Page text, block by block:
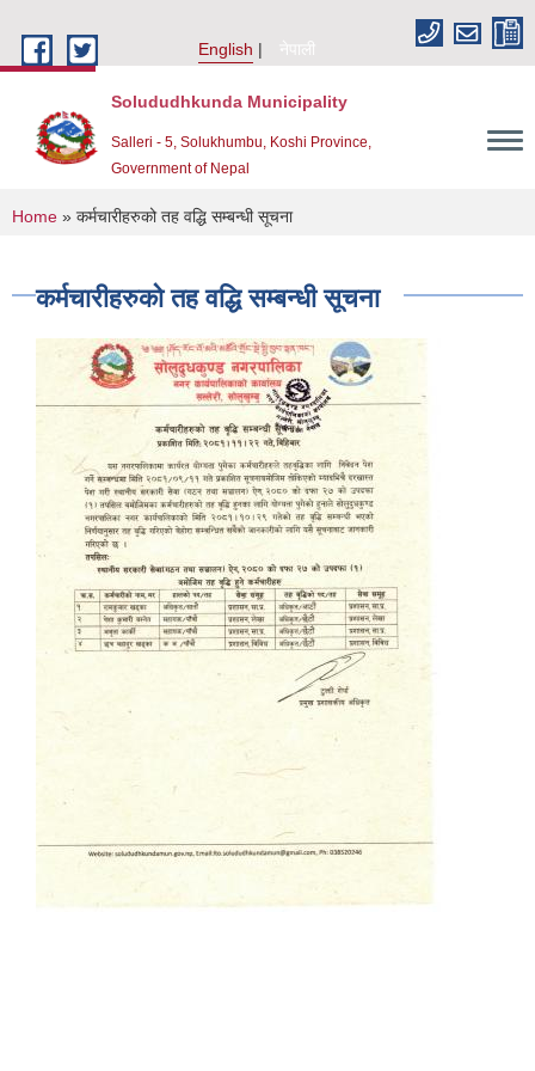
English
नेपाली
Solududhkunda Municipality
Salleri - 5, Solukhumbu, Koshi Province,
Government of Nepal
You are here
Home » कर्मचारीहरुको तह वद्धि सम्बन्धी सूचना
कर्मचारीहरुको तह वद्धि सम्बन्धी सूचना